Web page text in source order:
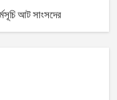
আট সাংসদের